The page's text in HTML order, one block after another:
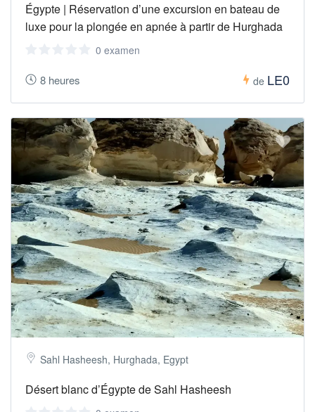
Égypte | Réservation d’une excursion en bateau de
luxe pour la plongée en apnée à partir de Hurghada
0 examen
8 heures de LE0
Sahl Hasheesh, Hurghada, Egypt
Désert blanc d’Égypte de Sahl Hasheesh